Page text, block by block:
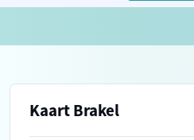
Kaart Brakel